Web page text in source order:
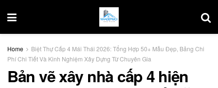
Home
Biệt Thự Cấp 4 Mái Thái 2026: Tổng Hợp 50+ Mẫu Đẹp, Bảng Chi
Phí Chi Tiết Và Kinh Nghiệm Xây Dựng Từ Chuyên Gia
Bản vẽ xây nhà cấp 4 hiện